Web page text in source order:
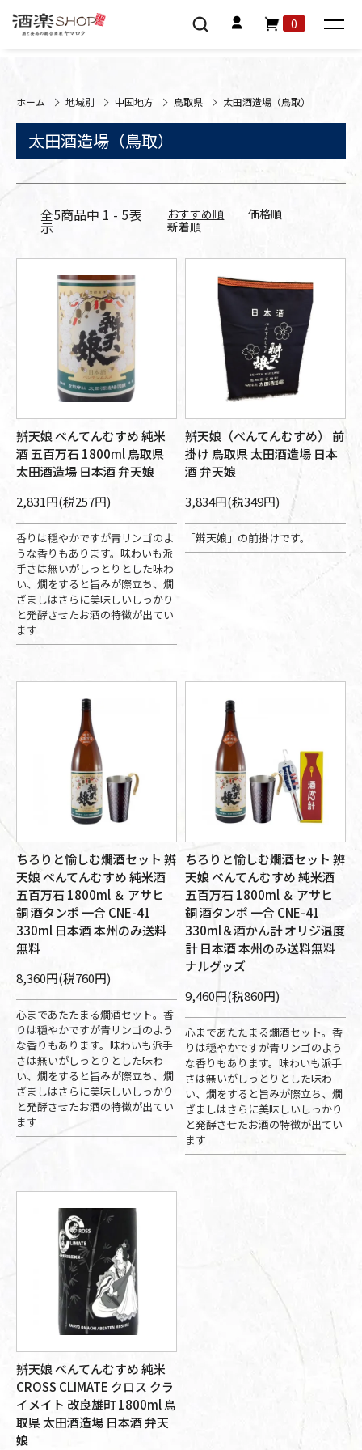
0
ホーム 地域別 中国地方 鳥取県 太田酒造場（鳥取）
太田酒造場（鳥取）
全5商品中 1 - 5表
示
おすすめ順
価格順
新着順
辨天娘 べんてんむすめ 純米
酒 五百万石 1800ml 鳥取県
太田酒造場 日本酒 弁天娘
2,831円(税257円)
香りは穏やかですが青リンゴのよ
うな香りもあります。味わいも派
手さは無いがしっとりとした味わ
い、燗をすると旨みが際立ち、燗
ざましはさらに美味しいしっかり
と発酵させたお酒の特徴が出てい
ます
辨天娘（べんてんむすめ） 前
掛け 鳥取県 太田酒造場 日本
酒 弁天娘
3,834円(税349円)
「辨天娘」の前掛けです。
ちろりと愉しむ燗酒セット 辨
天娘 べんてんむすめ 純米酒
五百万石 1800ml ＆ アサヒ
銅 酒タンポ 一合 CNE-41
330ml 日本酒 本州のみ送料
無料
8,360円(税760円)
心まであたたまる燗酒セット。香
りは穏やかですが青リンゴのよう
な香りもあります。味わいも派手
さは無いがしっとりとした味わ
い、燗をすると旨みが際立ち、燗
ざましはさらに美味しいしっかり
と発酵させたお酒の特徴が出てい
ます
ちろりと愉しむ燗酒セット 辨
天娘 べんてんむすめ 純米酒
五百万石 1800ml ＆ アサヒ
銅 酒タンポ 一合 CNE-41
330ml＆酒かん計 オリジ温度
計 日本酒 本州のみ送料無料
ナルグッズ
9,460円(税860円)
心まであたたまる燗酒セット。香
りは穏やかですが青リンゴのよう
な香りもあります。味わいも派手
さは無いがしっとりとした味わ
い、燗をすると旨みが際立ち、燗
ざましはさらに美味しいしっかり
と発酵させたお酒の特徴が出てい
ます
辨天娘 べんてんむすめ 純米
CROSS CLIMATE クロス クラ
イメイト 改良雄町 1800ml 鳥
取県 太田酒造場 日本酒 弁天
娘